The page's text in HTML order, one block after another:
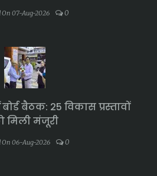
On 07-Aug-2026 0
बैठक: 25 विकास प्रस्तावों
मिली मंजूरी
On 06-Aug-2026 0